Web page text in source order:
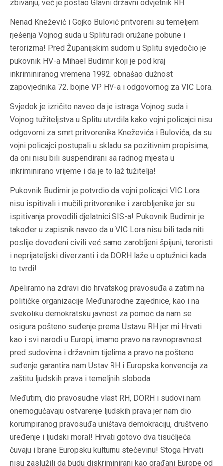
zbivanju, već je postao Glavni državni odvjetnik RH.
Nenad Knežević i Gojko Bulović pritvoreni su temeljem
rješenja Vojnog suda u Splitu radi oružane pobune i
terorizma! Pred Županijskim sudom u Splitu svjedočio je
pukovnik HV-a Mihael Budimir koji je pod kraj
inkriminiranog vremena 1992. obnašao dužnost
zapovjednika 72. bojne VP HV-a i odgovornog za VIC Lora.
Svjedok je izričito naveo da je istraga Vojnog suda i
Vojnog tužiteljstva u Splitu utvrdila kako vojni policajci nisu
odgovorni za smrt pritvorenika Kneževića i Bulovića, da su
vojni policajci postupali u skladu sa pozitivnim propisima,
da oni nisu bili suspendirani sa radnog mjesta u
inkriminirano vrijeme i da je to laž tužitelja!
Pukovnik Budimir je potvrdio da vojni policajci VIC Lora
nisu ispitivali i mučili pritvorenike i zarobljenike jer su
ispitivanja provodili djelatnici SIS-a! Pukovnik Budimir je
također u zapisnik naveo da u VIC Lora nisu bili tada niti
poslije dovođeni civili već samo zarobljeni špijuni, teroristi
i neprijateljski diverzanti i da DORH laže u optužnici kada
to tvrdi!
Apeliramo na zdravi dio hrvatskog pravosuđa a zatim na
političke organizacije Međunarodne zajednice, kao i na
svekoliku demokratsku javnost za pomoć da nam se
osigura pošteno suđenje prema Ustavu RH jer mi Hrvati
kao i svi narodi u Europi, imamo pravo na ravnopravnost
pred sudovima i državnim tijelima a pravo na pošteno
suđenje garantira nam Ustav RH i Europska konvencija za
zaštitu ljudskih prava i temeljnih sloboda.
Međutim, dio pravosudne vlast RH, DORH i sudovi nam
onemogućavaju ostvarenje ljudskih prava jer nam dio
korumpiranog pravosuđa uništava demokraciju, društveno
uređenje i ljudski moral! Hrvati gotovo dva tisućljeća
čuvaju i brane Europsku kulturnu stečevinu! Stoga Hrvati
nisu zaslužili da budu diskriminirani kao građani Europe od